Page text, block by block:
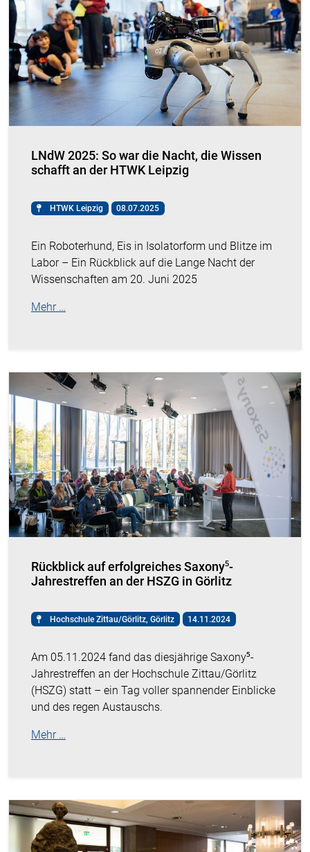
LNdW 2025: So war die Nacht, die Wissen
schafft an der HTWK Leipzig
HTWK Leipzig 08.07.2025
Ein Roboterhund, Eis in Isolatorform und Blitze im
Labor – Ein Rückblick auf die Lange Nacht der
Wissenschaften am 20. Juni 2025
Mehr …
Rückblick auf erfolgreiches Saxony⁵-
Jahrestreffen an der HSZG in Görlitz
Hochschule Zittau/Görlitz, Görlitz 14.11.2024
Am 05.11.2024 fand das diesjährige Saxony⁵-
Jahrestreffen an der Hochschule Zittau/Görlitz
(HSZG) statt – ein Tag voller spannender Einblicke
und des regen Austauschs.
Mehr …